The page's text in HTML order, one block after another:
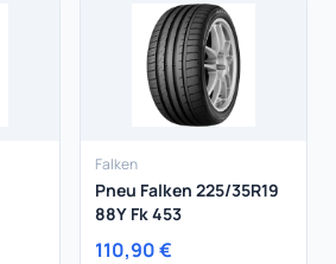
Falken
Pneu Falken 225/35R19
88Y Fk 453
110,90 €